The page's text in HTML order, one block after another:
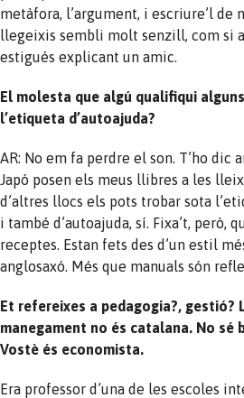
metàfora, l’argument, i escriure’l de
llegeixis sembli molt senzill, com si
estigués explicant un amic.
El molesta que algú qualifiqui
l’etiqueta d’autoajuda?
AR: No em fa perdre el son. T’ho dic
Japó posen els meus llibres a les
d’altres llocs els pots trobar sota
i també d’autoajuda, sí. Fixa’t, però,
receptes. Estan fets des d’un estil
anglosaxó. Més que manuals són
Et refereixes a pedagogia?, gestió?
manegament no és catalana. No sé
Vostè és economista.
Era professor d’una de les escoles